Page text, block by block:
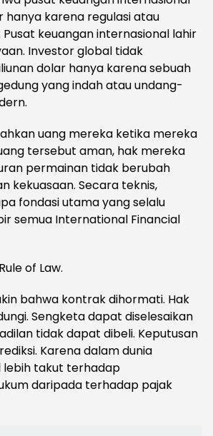
hanya karena regulasi atau
keuangan internasional lahir
Investor global tidak
dolar hanya karena sebuah
yang indah atau undang-
uang mereka ketika mereka
tersebut aman, hak mereka
permainan tidak berubah
kekuasaan. Secara teknis,
fondasi utama yang selalu
semua International Financial
of Law.
bahwa kontrak dihormati. Hak
Sengketa dapat diselesaikan
tidak dapat dibeli. Keputusan
Karena dalam dunia
lebih takut terhadap
daripada terhadap pajak